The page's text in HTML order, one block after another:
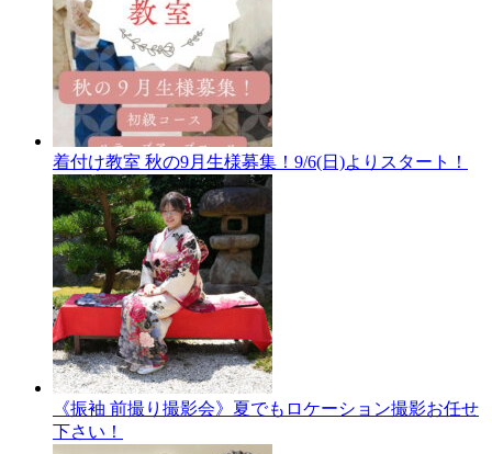
着付け教室 秋の9月生様募集！9/6(日)よりスタート！
《振袖 前撮り撮影会》夏でもロケーション撮影お任せ
下さい！